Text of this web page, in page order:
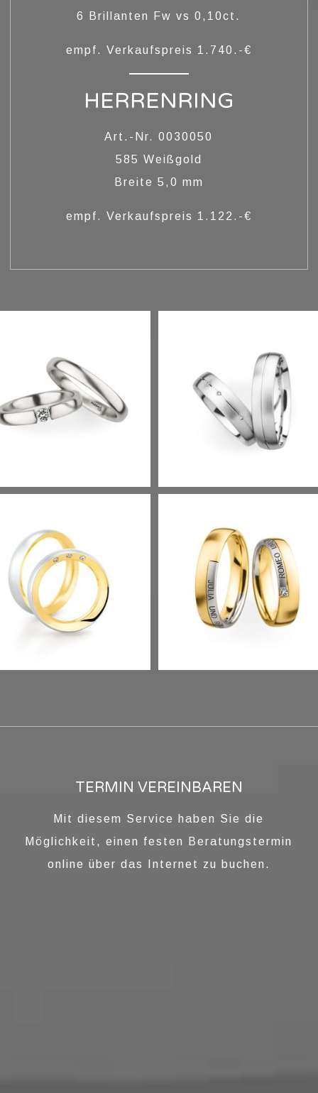
6 Brillanten Fw vs 0,10ct.
empf. Verkaufspreis 1.740.-€
HERRENRING
Art.-Nr. 0030050
585 Weißgold
Breite 5,0 mm
empf. Verkaufspreis 1.122.-€
TERMIN VEREINBAREN
Mit diesem Service haben Sie die
Möglichkeit, einen festen Beratungstermin
online über das Internet zu buchen.